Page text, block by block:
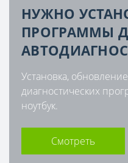
НУЖНО
ПРОГРАММЫ
Установка,
диагностических
ноутбук.
Смотреть